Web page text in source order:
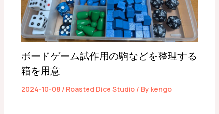
ボードゲーム試作用の駒などを整理する
箱を用意
2024-10-08 / Roasted Dice Studio/ By kengo